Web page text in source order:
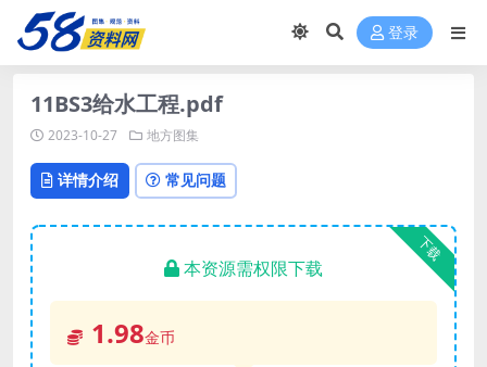
登录
11BS3给水工程.pdf
2023-10-27 地方图集
详情介绍 常见问题
下载
本资源需权限下载
1.98金币